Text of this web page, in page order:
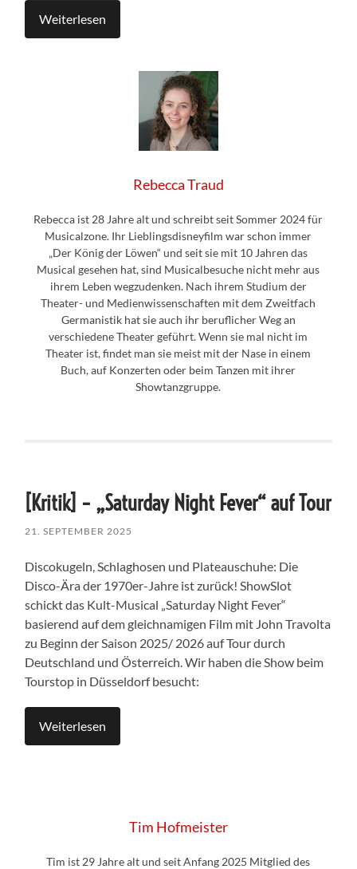
Weiterlesen
Rebecca Traud
Rebecca ist 28 Jahre alt und schreibt seit Sommer 2024 für
Musicalzone. Ihr Lieblingsdisneyfilm war schon immer
„Der König der Löwen“ und seit sie mit 10 Jahren das
Musical gesehen hat, sind Musicalbesuche nicht mehr aus
ihrem Leben wegzudenken. Nach ihrem Studium der
Theater- und Medienwissenschaften mit dem Zweitfach
Germanistik hat sie auch ihr beruflicher Weg an
verschiedene Theater geführt. Wenn sie mal nicht im
Theater ist, findet man sie meist mit der Nase in einem
Buch, auf Konzerten oder beim Tanzen mit ihrer
Showtanzgruppe.
[Kritik] – „Saturday Night Fever“ auf Tour
21. SEPTEMBER 2025
Discokugeln, Schlaghosen und Plateauschuhe: Die
Disco-Ära der 1970er-Jahre ist zurück! ShowSlot
schickt das Kult-Musical „Saturday Night Fever“
basierend auf dem gleichnamigen Film mit John Travolta
zu Beginn der Saison 2025/ 2026 auf Tour durch
Deutschland und Österreich. Wir haben die Show beim
Tourstop in Düsseldorf besucht:
Weiterlesen
Tim Hofmeister
Tim ist 29 Jahre alt und seit Anfang 2025 Mitglied des